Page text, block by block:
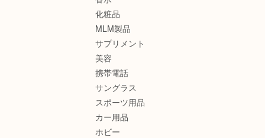
化粧品
MLM製品
サプリメント
美容
携帯電話
サングラス
スポーツ用品
カー用品
ホビー